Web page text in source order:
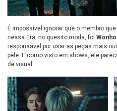
É impossível ignorar que o membro
nessa Era, no quesito moda, foi
responsável por usar as peças mais
pele. E como visto em shows, ele
de visual.